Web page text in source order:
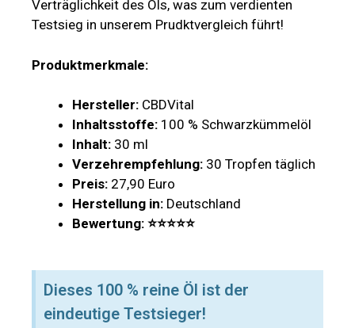
Verträglichkeit des Öls, was zum verdienten
Testsieg in unserem Prudktvergleich führt!
Produktmerkmale:
Hersteller: CBDVital
Inhaltsstoffe: 100 % Schwarzkümmelöl
Inhalt: 30 ml
Verzehrempfehlung: 30 Tropfen täglich
Preis: 27,90 Euro
Herstellung in: Deutschland
Bewertung: ⭐⭐⭐⭐⭐
Dieses 100 % reine Öl ist der
eindeutige Testsieger!